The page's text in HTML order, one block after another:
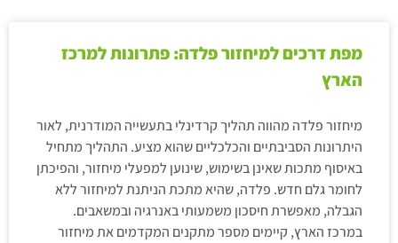
מפת דרכים למיחזור פלדה: פתרונות למרכז
הארץ
מיחזור פלדה מהווה תהליך קרדינלי בתעשייה המודרנית, לאור
היתרונות הסביבתיים והכלכליים שהוא מציע. התהליך מתחיל
באיסוף מתכות שאינן בשימוש, שינוען למפעלי מיחזור, והפיכתן
לחומר גלם חדש. פלדה, שהיא מתכת הניתנת למיחזור ללא
הגבלה, מאפשרת חיסכון משמעותי באנרגיה ובמשאבים.
במרכז הארץ, קיימים מספר מתקנים המקדמים את מיחזור